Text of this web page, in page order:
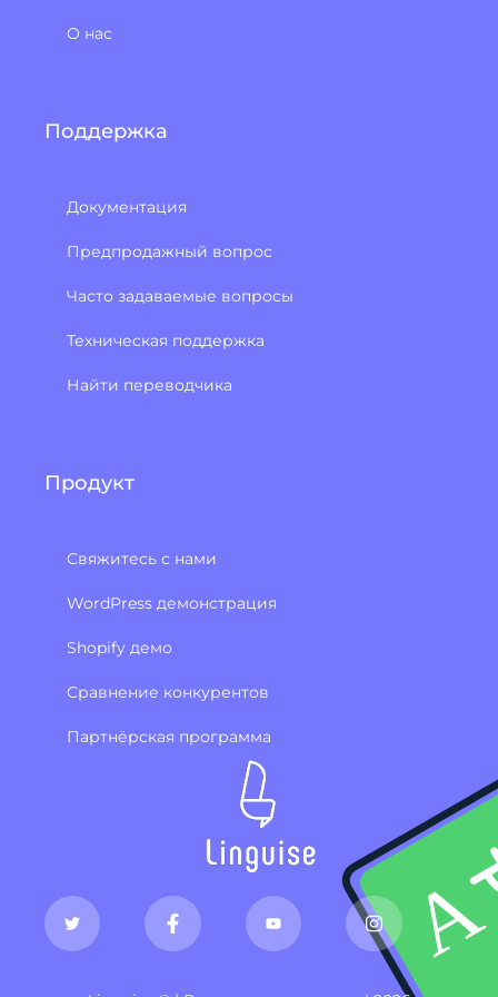
О нас
Поддержка
Документация
Предпродажный вопрос
Часто задаваемые вопросы
Техническая поддержка
Найти переводчика
Продукт
Свяжитесь с нами
WordPress демонстрация
Shopify демо
Сравнение конкурентов
Партнёрская программа